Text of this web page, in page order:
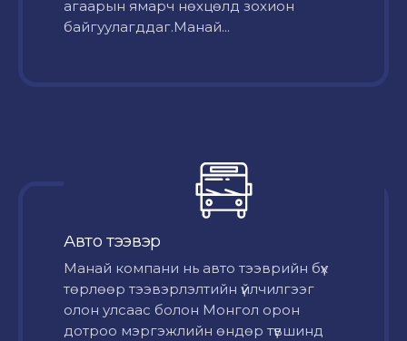
агаарын ямарч нөхцөлд зохион
байгуулагддаг.Манай...
Авто тээвэр
Mанай компани нь авто тээврийн бүх
төрлөөр тээвэрлэлтийн үйлчилгээг
олон улсаас болон Монгол орон
дотроо мэргэжлийн өндөр түвшинд